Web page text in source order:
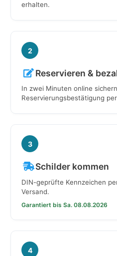
erhalten.
2
Reservieren &
In zwei Minuten online
Reservierungsbestätigung
3
Schilder kommen
DIN-geprüfte Kennzeichen
Versand.
Garantiert bis Sa. 08.08.2026
4